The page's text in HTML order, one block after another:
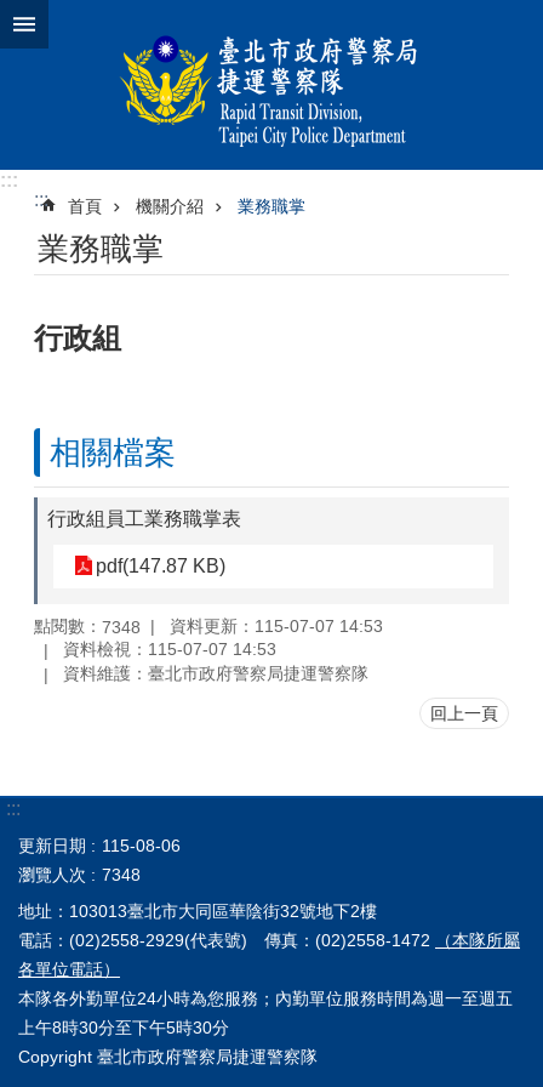
跳到主要內容區塊
:::
:::
首頁 機關介紹 業務職掌
業務職掌
行政組
相關檔案
行政組員工業務職掌表
pdf(147.87 KB)
點閱數： 7348
資料更新：115-07-07 14:53
資料檢視：115-07-07 14:53
資料維護：臺北市政府警察局捷運警察隊
回上一頁
:::
更新日期
115-08-06
瀏覽人次
7348
地址：103013臺北市大同區華陰街32號地下2樓
電話：(02)2558-2929(代表號) 傳真：(02)2558-1472
（本隊所屬
各單位電話）
本隊各外勤單位24小時為您服務；內勤單位服務時間為週一至週五
上午8時30分至下午5時30分
Copyright 臺北市政府警察局捷運警察隊